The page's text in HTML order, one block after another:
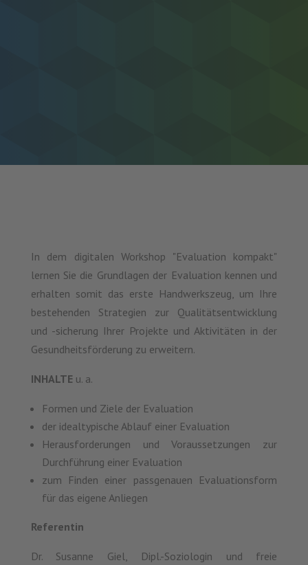
In dem digitalen Workshop "Evaluation kompakt"
lernen Sie die Grundlagen der Evaluation kennen und
erhalten somit das erste Handwerkszeug, um Ihre
bestehenden Strategien zur Qualitätsentwicklung
und -sicherung Ihrer Projekte und Aktivitäten in der
Gesundheitsförderung zu erweitern.
INHALTE u. a.
Formen und Ziele der Evaluation
der idealtypische Ablauf einer Evaluation
Herausforderungen und Voraussetzungen zur
Durchführung einer Evaluation
zum Finden einer passgenauen Evaluationsform
für das eigene Anliegen
Referentin
Dr. Susanne Giel, Dipl.-Soziologin und freie